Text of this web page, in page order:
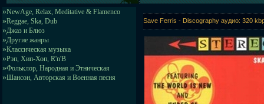
»NewAge, Relax, Meditative & Flamenco
»Reggae, Ska, Dub
»Джаз и Блюз
»Другие жанры
»Классическая музыка
»Рэп, Хип-Хоп, R'n'B
»Фольклор, Народная и Этническая
»Шансон, Авторская и Военная песня
Save Ferris - Discography аудио: 320